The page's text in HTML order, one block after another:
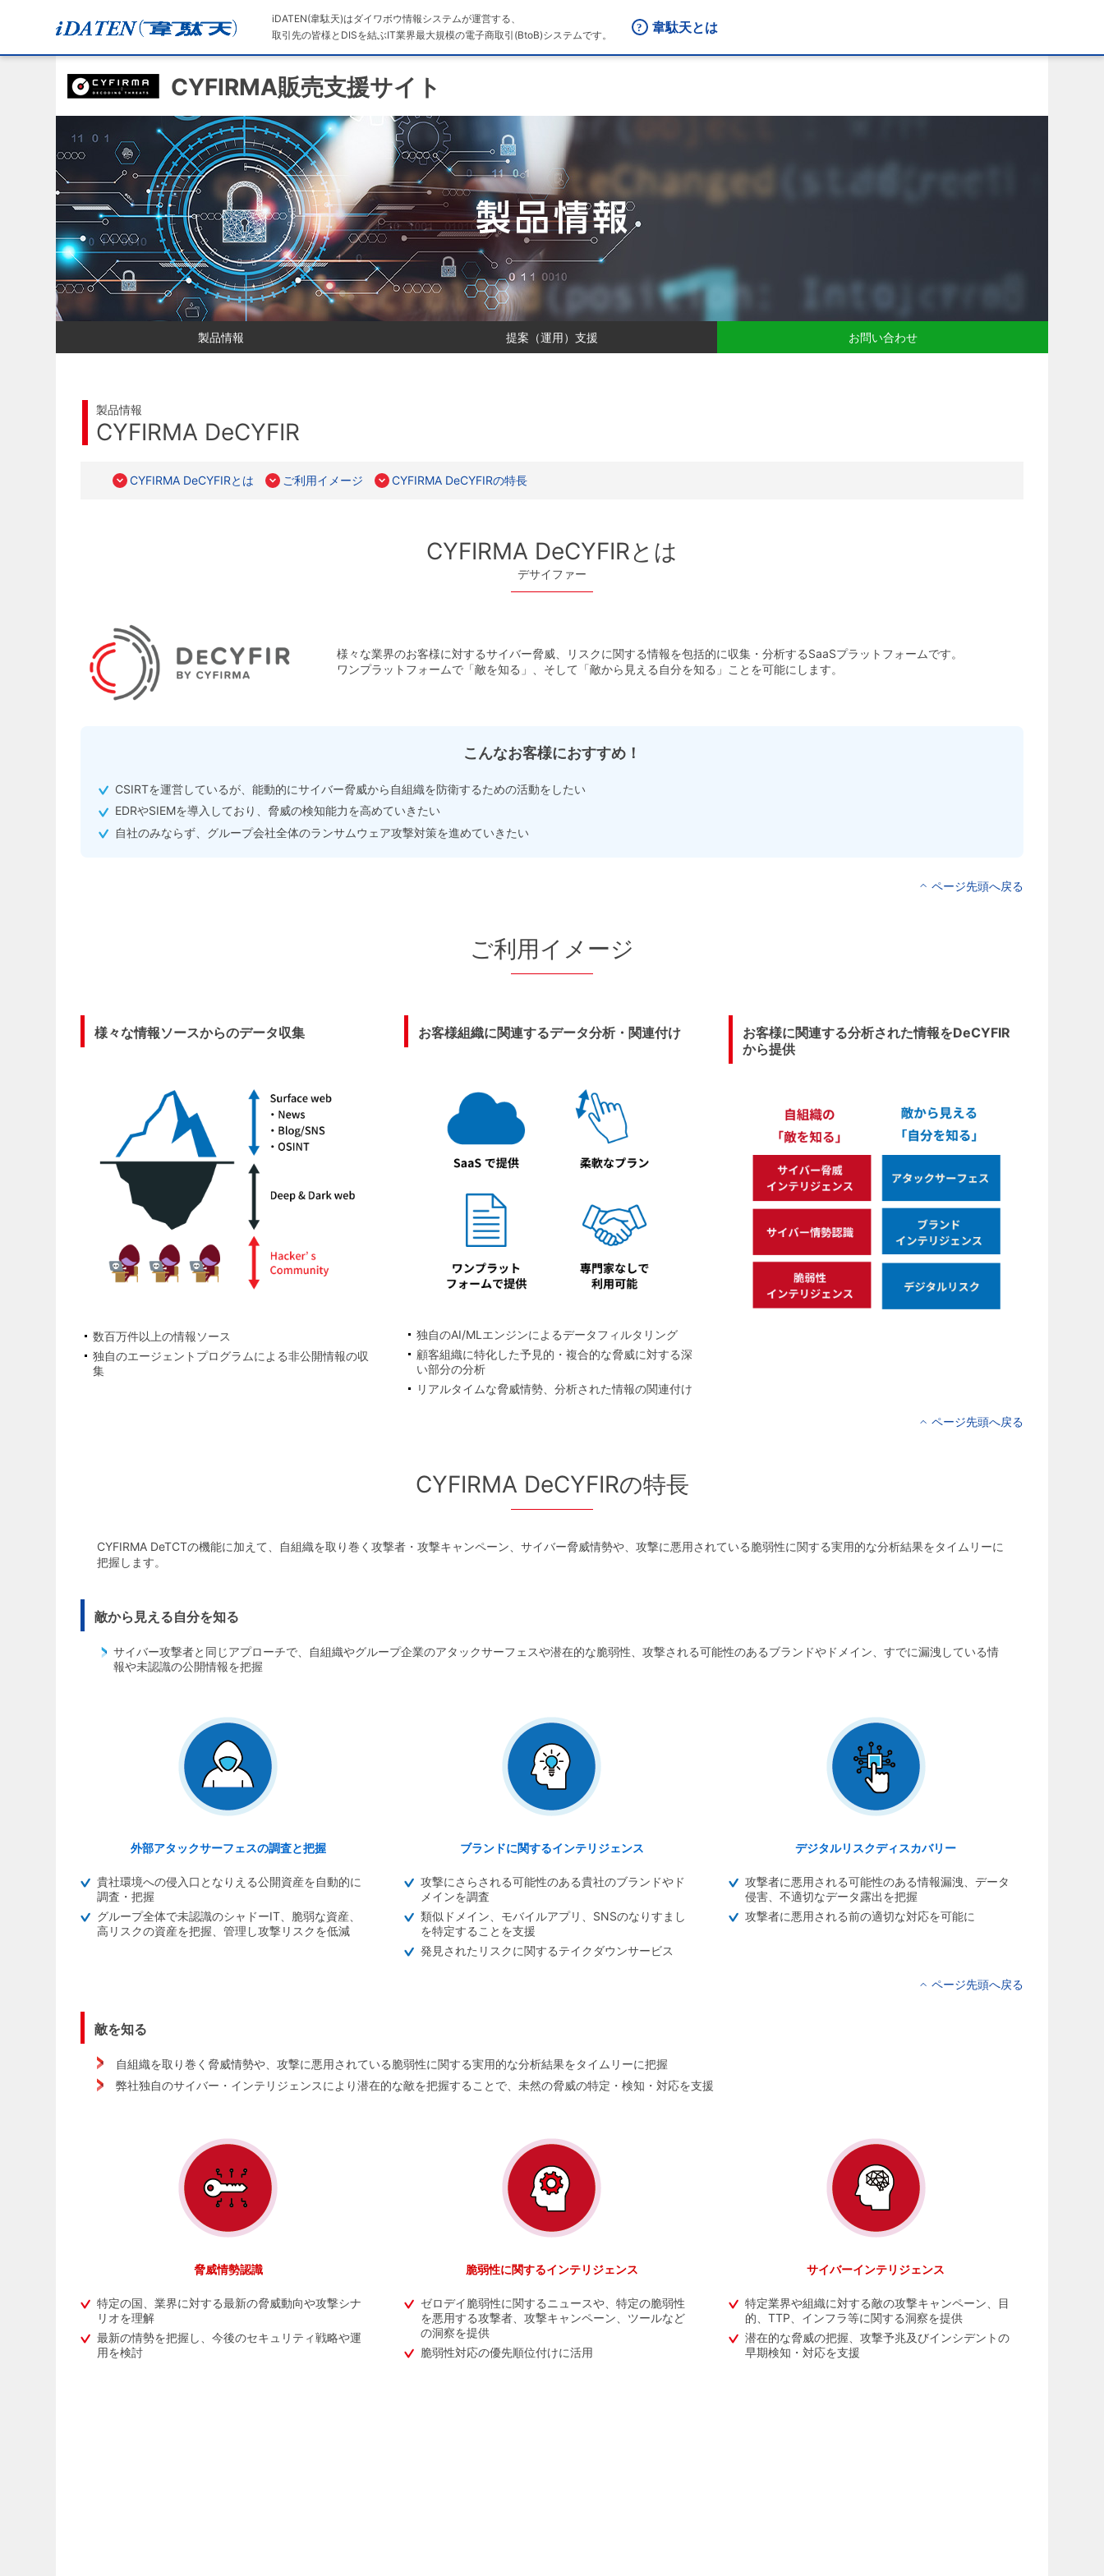
iDATEN(韋駄天)はダイワボウ情報システムが運営する、
取引先の皆様とDISを結ぶIT業界最大規模の電子商取引(BtoB)システムです。
韋駄天とは
CYFIRMA販売支援サイト
製品情報 提案（運用）支援 お問い合わせ
製品情報
CYFIRMA DeCYFIR
CYFIRMA DeCYFIRとは ご利用イメージ CYFIRMA DeCYFIRの特長
CYFIRMA DeCYFIRとは
デサイファー
様々な業界のお客様に対するサイバー脅威、リスクに関する情報を包括的に収集・分析するSaaSプラットフォームです。
ワンプラットフォームで「敵を知る」、そして「敵から見える自分を知る」ことを可能にします。
こんなお客様におすすめ！
CSIRTを運営しているが、能動的にサイバー脅威から自組織を防衛するための活動をしたい
EDRやSIEMを導入しており、脅威の検知能力を高めていきたい
自社のみならず、グループ会社全体のランサムウェア攻撃対策を進めていきたい
ページ先頭へ戻る
ご利用イメージ
様々な情報ソースからのデータ収集
数百万件以上の情報ソース
独自のエージェントプログラムによる非公開情報の収
集
お客様組織に関連するデータ分析・関連付け
独自のAI/MLエンジンによるデータフィルタリング
顧客組織に特化した予見的・複合的な脅威に対する深
い部分の分析
リアルタイムな脅威情勢、分析された情報の関連付け
お客様に関連する分析された情報をDeCYFIR
から提供
ページ先頭へ戻る
CYFIRMA DeCYFIRの特長
CYFIRMA DeTCTの機能に加えて、自組織を取り巻く攻撃者・攻撃キャンペーン、サイバー脅威情勢や、攻撃に悪用されている脆弱性に関する実用的な分析結果をタイムリーに
把握します。
敵から見える自分を知る
サイバー攻撃者と同じアプローチで、自組織やグループ企業のアタックサーフェスや潜在的な脆弱性、攻撃される可能性のあるブランドやドメイン、すでに漏洩している情
報や未認識の公開情報を把握
外部アタックサーフェスの調査と把握
貴社環境への侵入口となりえる公開資産を自動的に
調査・把握
グループ全体で未認識のシャドーIT、脆弱な資産、
高リスクの資産を把握、管理し攻撃リスクを低減
ブランドに関するインテリジェンス
攻撃にさらされる可能性のある貴社のブランドやド
メインを調査
類似ドメイン、モバイルアプリ、SNSのなりすまし
を特定することを支援
発見されたリスクに関するテイクダウンサービス
デジタルリスクディスカバリー
攻撃者に悪用される可能性のある情報漏洩、データ
侵害、不適切なデータ露出を把握
攻撃者に悪用される前の適切な対応を可能に
ページ先頭へ戻る
敵を知る
自組織を取り巻く脅威情勢や、攻撃に悪用されている脆弱性に関する実用的な分析結果をタイムリーに把握
弊社独自のサイバー・インテリジェンスにより潜在的な敵を把握することで、未然の脅威の特定・検知・対応を支援
脅威情勢認識
特定の国、業界に対する最新の脅威動向や攻撃シナ
リオを理解
最新の情勢を把握し、今後のセキュリティ戦略や運
用を検討
脆弱性に関するインテリジェンス
ゼロデイ脆弱性に関するニュースや、特定の脆弱性
を悪用する攻撃者、攻撃キャンペーン、ツールなど
の洞察を提供
脆弱性対応の優先順位付けに活用
サイバーインテリジェンス
特定業界や組織に対する敵の攻撃キャンペーン、目
的、TTP、インフラ等に関する洞察を提供
潜在的な脅威の把握、攻撃予兆及びインシデントの
早期検知・対応を支援